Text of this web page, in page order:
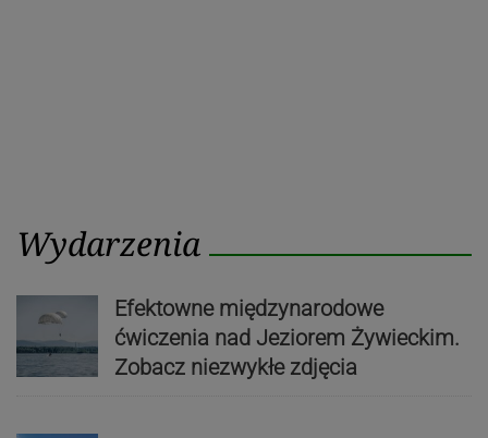
Wydarzenia
Efektowne międzynarodowe
ćwiczenia nad Jeziorem Żywieckim.
Zobacz niezwykłe zdjęcia